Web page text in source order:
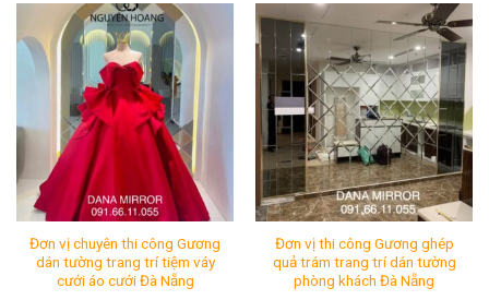
Mã SP:
Tình Trạng:Còn hàng
Mã SP:
Tình Trạng:Còn hàng
Đơn vị chuyên thi công Gương
dán tường trang trí tiệm váy
cưới áo cưới Đà Nẵng
Đơn vị thi công Gương ghép
quả trám trang trí dán tường
phòng khách Đà Nẵng